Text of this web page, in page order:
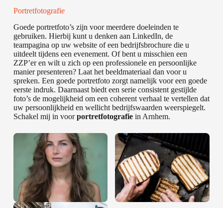
Portretfotografie
Goede portretfoto’s zijn voor meerdere doeleinden te
gebruiken. Hierbij kunt u denken aan LinkedIn, de
teampagina op uw website of een bedrijfsbrochure die u
uitdeelt tijdens een evenement. Of bent u misschien een
ZZP’er en wilt u zich op een professionele en persoonlijke
manier presenteren? Laat het beeldmateriaal dan voor u
spreken. Een goede portretfoto zorgt namelijk voor een goede
eerste indruk. Daarnaast biedt een serie consistent gestijlde
foto’s de mogelijkheid om een coherent verhaal te vertellen dat
uw persoonlijkheid en wellicht bedrijfswaarden weerspiegelt.
Schakel mij in voorportretfotografiein Arnhem.